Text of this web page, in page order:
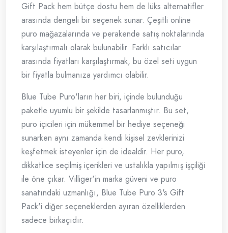
Gift Pack hem bütçe dostu hem de lüks alternatifler
arasında dengeli bir seçenek sunar. Çeşitli online
puro mağazalarında ve perakende satış noktalarında
karşılaştırmalı olarak bulunabilir. Farklı satıcılar
arasında fiyatları karşılaştırmak, bu özel seti uygun
bir fiyatla bulmanıza yardımcı olabilir.
Blue Tube Puro'ların her biri, içinde bulunduğu
paketle uyumlu bir şekilde tasarlanmıştır. Bu set,
puro içicileri için mükemmel bir hediye seçeneği
sunarken aynı zamanda kendi kişisel zevklerinizi
keşfetmek isteyenler için de idealdir. Her puro,
dikkatlice seçilmiş içerikleri ve ustalıkla yapılmış işçiliği
ile öne çıkar. Villiger'in marka güveni ve puro
sanatındaki uzmanlığı, Blue Tube Puro 3's Gift
Pack'i diğer seçeneklerden ayıran özelliklerden
sadece birkaçıdır.